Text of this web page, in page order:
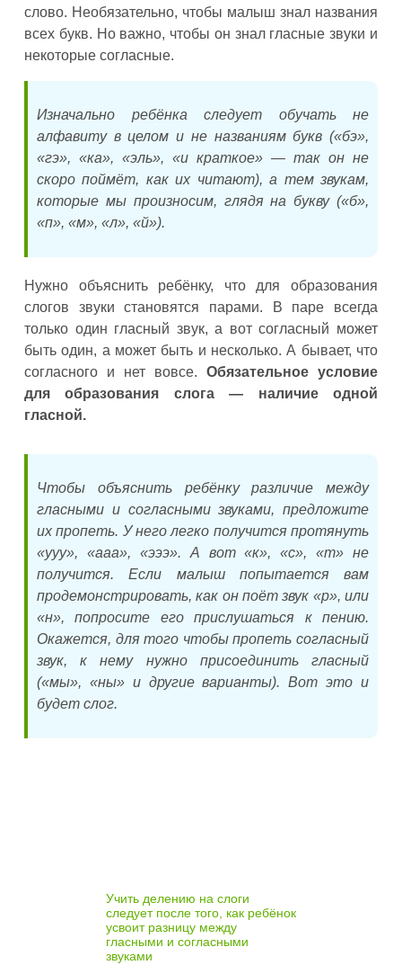
слово. Необязательно, чтобы малыш знал названия
всех букв. Но важно, чтобы он знал гласные звуки и
некоторые согласные.
Изначально ребёнка следует обучать не
алфавиту в целом и не названиям букв («бэ»,
«гэ», «ка», «эль», «и краткое» — так он не
скоро поймёт, как их читают), а тем звукам,
которые мы произносим, глядя на букву («б»,
«п», «м», «л», «й»).
Нужно объяснить ребёнку, что для образования
слогов звуки становятся парами. В паре всегда
только один гласный звук, а вот согласный может
быть один, а может быть и несколько. А бывает, что
согласного и нет вовсе. Обязательное условие
для образования слога — наличие одной
гласной.
Чтобы объяснить ребёнку различие между
гласными и согласными звуками, предложите
их пропеть. У него легко получится протянуть
«ууу», «ааа», «эээ». А вот «к», «с», «т» не
получится. Если малыш попытается вам
продемонстрировать, как он поёт звук «р», или
«н», попросите его прислушаться к пению.
Окажется, для того чтобы пропеть согласный
звук, к нему нужно присоединить гласный
(«мы», «ны» и другие варианты). Вот это и
будет слог.
Учить делению на слоги
следует после того, как ребёнок
усвоит разницу между
гласными и согласными
звуками